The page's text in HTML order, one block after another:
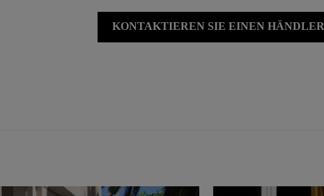
KONTAKTIEREN SIE EINEN HÄNDLER